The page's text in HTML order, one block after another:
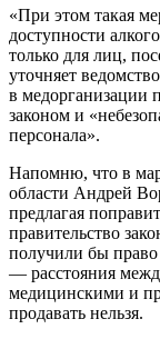
«При этом такая
доступности
только для лиц,
уточняет
в медорганизации
законом и
персонала».
Напомню, что в
области Андрей
предлагая
правительство
получили бы право
— расстояния
медицинскими и
продавать нельзя.